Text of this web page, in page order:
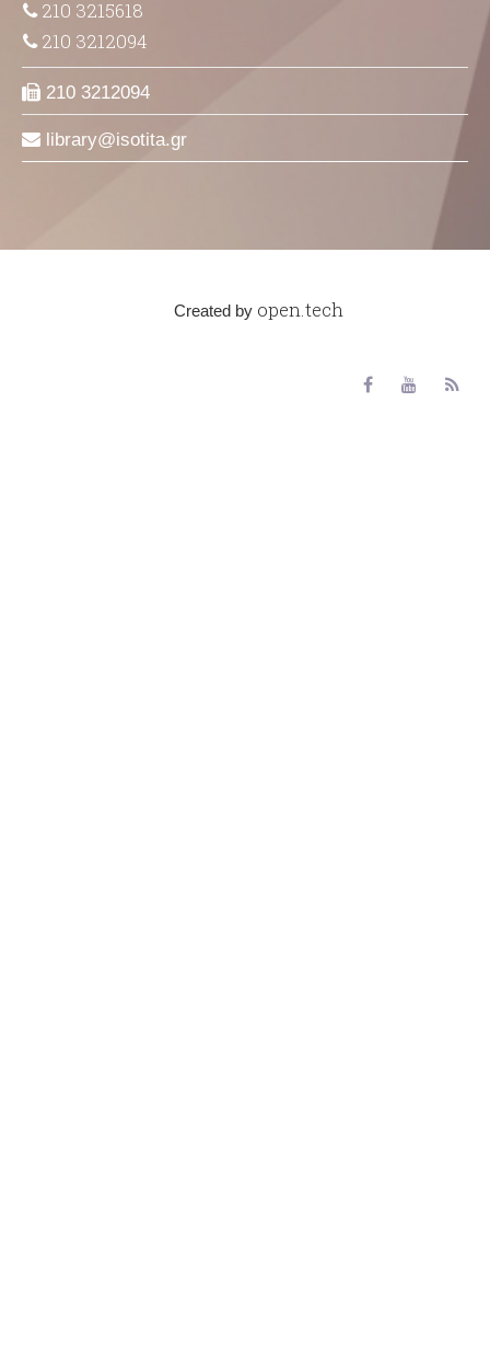
210 3215618
210 3212094
210 3212094
library isotita gr
Created by open.tech